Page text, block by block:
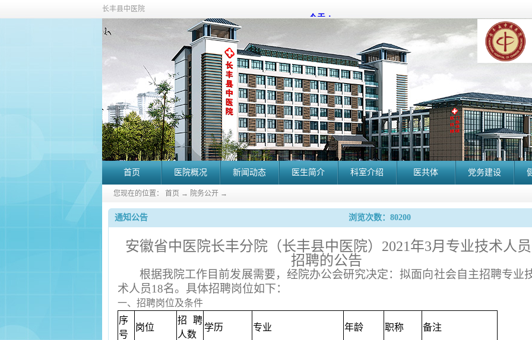
长丰县中医院
首页 医院概况 新闻动态 医生简介 科室介绍 医共体 党务建设
您现在的位置： 首页 → 院务公开 →
通知公告 浏览次数：80200
安徽省中医院长丰分院（长丰县中医院）2021年3月专业技术人员
招聘的公告
根据我院工作目前发展需要，经院办公会研究决定：拟面向社会自主招聘专业
术人员18名。具体招聘岗位如下：
一、 招聘岗位及条件
序
号
岗位
招聘
人数
学历 专业 年龄 职称 备注